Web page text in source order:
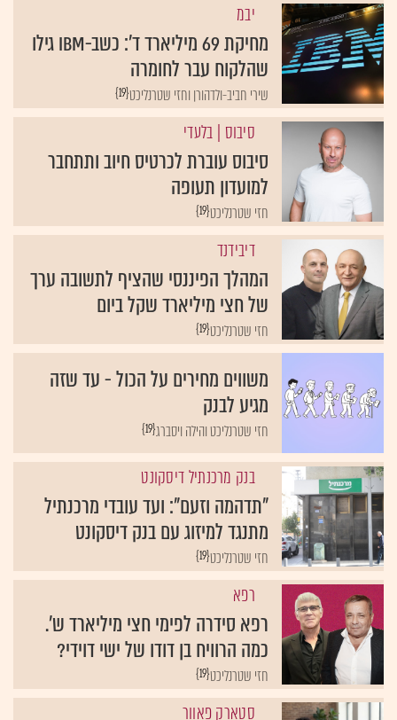
יבמ
מחיקת 69 מיליארד ד': כשב-IBM גילו
שהלקוח עבר לחומרה
{19}שירי חביב-ולדהורן וחזי שטרנליכט
סיבוס | בלעדי
סיבוס עוברת לכרטיס חיוב ותתחבר
למועדון תעופה
{19}חזי שטרנליכט
דיבידנד
המהלך הפיננסי שהציף לתשובה ערך
של חצי מיליארד שקל ביום
{19}חזי שטרנליכט
משווים מחירים על הכול - עד שזה
מגיע לבנק
{19}חזי שטרנליכט והילה ויסברג
בנק מרכנתיל דיסקונט
"תדהמה וזעם": ועד עובדי מרכנתיל
מתנגד למיזוג עם בנק דיסקונט
{19}חזי שטרנליכט
רפא
רפא סידרה לפימי חצי מיליארד ש'.
כמה הרוויח בן דודו של ישי דוידי?
{19}חזי שטרנליכט
סטארק פאוור